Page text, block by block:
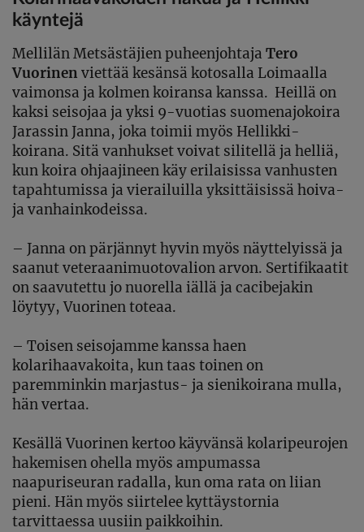
käyntejä
Mellilän Metsästäjien puheenjohtaja Tero
Vuorinen viettää kesänsä kotosalla Loimaalla
vaimonsa ja kolmen koiransa kanssa. Heillä on
kaksi seisojaa ja yksi 9-vuotias suomenajokoira
Jarassin Janna, joka toimii myös Hellikki-
koirana. Sitä vanhukset voivat silitellä ja helliä,
kun koira ohjaajineen käy erilaisissa vanhusten
tapahtumissa ja vierailuilla yksittäisissä hoiva-
ja vanhainkodeissa.
– Janna on pärjännyt hyvin myös näyttelyissä ja
saanut veteraanimuotovalion arvon. Sertifikaatit
on saavutettu jo nuorella iällä ja cacibejakin
löytyy, Vuorinen toteaa.
– Toisen seisojamme kanssa haen
kolarihaavakoita, kun taas toinen on
paremminkin marjastus- ja sienikoirana mulla,
hän vertaa.
Kesällä Vuorinen kertoo käyvänsä kolaripeurojen
hakemisen ohella myös ampumassa
naapuriseuran radalla, kun oma rata on liian
pieni. Hän myös siirtelee kyttäystornia
tarvittaessa uusiin paikkoihin.